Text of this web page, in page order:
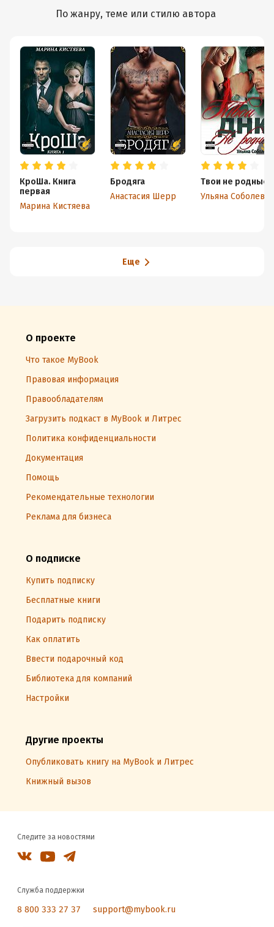
По жанру, теме или стилю автора
КроШа. Книга
первая
Марина Кистяева
Бродяга
Анастасия Шерр
Твои не родные
Ульяна Соболева
Еще
О проекте
Что такое MyBook
Правовая информация
Правообладателям
Загрузить подкаст в MyBook и Литрес
Политика конфиденциальности
Документация
Помощь
Рекомендательные технологии
Реклама для бизнеса
О подписке
Купить подписку
Бесплатные книги
Подарить подписку
Как оплатить
Ввести подарочный код
Библиотека для компаний
Настройки
Другие проекты
Опубликовать книгу на MyBook и Литрес
Книжный вызов
Следите за новостями
Служба поддержки
8 800 333 27 37 support@mybook.ru